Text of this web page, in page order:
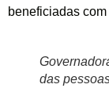
beneficiadas
das